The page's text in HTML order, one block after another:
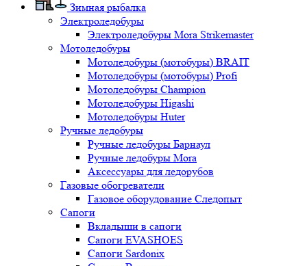
Зимная рыбалка
Электроледобуры
Электроледобуры Mora Strikemaster
Мотоледобуры
Мотоледобуры (мотобуры) BRAIT
Мотоледобуры (мотобуры) Profi
Мотоледобуры Champion
Мотоледобуры Higashi
Мотоледобуры Huter
Ручные ледобуры
Ручные ледобуры Барнаул
Ручные ледобуры Mora
Аксессуары для ледорубов
Газовые обогреватели
Газовое оборудование Следопыт
Сапоги
Вкладыши в сапоги
Сапоги EVASHOES
Сапоги Sardonix